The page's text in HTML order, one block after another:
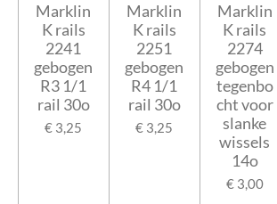
Marklin
K rails
2241
gebogen
R3 1/1
rail 30o
€ 3,25
Marklin
K rails
2251
gebogen
R4 1/1
rail 30o
€ 3,25
Marklin
K rails
2274
gebogen
tegenbo
cht voor
slanke
wissels
14o
€ 3,00